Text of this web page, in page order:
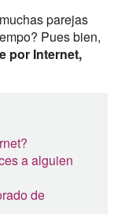
parejas
Pues bien,
por Internet,
a alguien
de